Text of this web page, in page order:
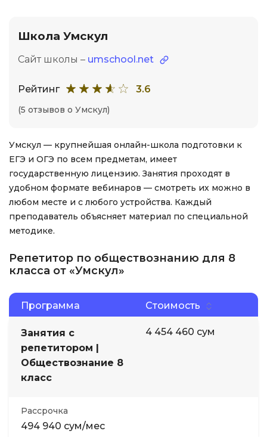
Школа Умскул
Сайт школы – umschool.net
Рейтинг 3.6
(5 отзывов о Умскул)
Умскул — крупнейшая онлайн-школа подготовки к
ЕГЭ и ОГЭ по всем предметам, имеет
государственную лицензию. Занятия проходят в
удобном формате вебинаров — смотреть их можно в
любом месте и с любого устройства. Каждый
преподаватель объясняет материал по специальной
методике.
Репетитор по обществознанию для 8
класса от «Умскул»
Программа Стоимость
Занятия с
репетитором |
Обществознание 8
класс
4 454 460 сум
Рассрочка
494 940 сум/мес